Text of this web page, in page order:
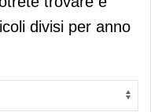
divisi per anno